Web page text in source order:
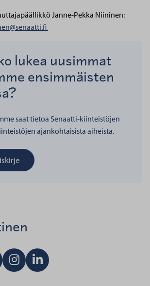
Janne-Pekka Niininen:
lukea uusimmat
ensimmäisten
saat tietoa Senaatti-kiinteistöjen
ajankohtaisista aiheista.